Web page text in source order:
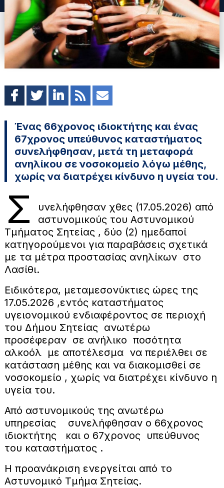
Ένας 66χρονος ιδιοκτήτης και ένας
67χρονος υπεύθυνος καταστήματος
συνελήφθησαν, μετά τη μεταφορά
ανηλίκου σε νοσοκομείο λόγω μέθης,
χωρίς να διατρέχει κίνδυνο η υγεία του.
Σ
υνελήφθησαν χθες (17.05.2026) από
αστυνομικούς του Αστυνομικού
Τμήματος Σητείας , δύο (2) ημεδαποί
κατηγορούμενοι για παραβάσεις σχετικά
με τα μέτρα προστασίας ανηλίκων στο
Λασίθι.
Ειδικότερα, μεταμεσονύκτιες ώρες της
17.05.2026 ,εντός καταστήματος
υγειονομικού ενδιαφέροντος σε περιοχή
του Δήμου Σητείας ανωτέρω
προσέφεραν σε ανήλικο ποσότητα
αλκοόλ με αποτέλεσμα να περιέλθει σε
κατάσταση μέθης και να διακομισθεί σε
νοσοκομείο , χωρίς να διατρέχει κίνδυνο η
υγεία του.
Από αστυνομικούς της ανωτέρω
υπηρεσίας συνελήφθησαν ο 66χρονος
ιδιοκτήτης και ο 67χρονος υπεύθυνος
του καταστήματος .
Η προανάκριση ενεργείται από το
Αστυνομικό Τμήμα Σητείας.